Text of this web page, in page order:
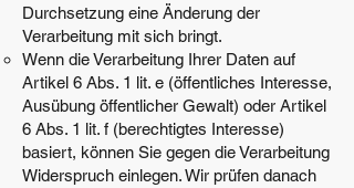
Durchsetzung eine Änderung der
Verarbeitung mit sich bringt.
Wenn die Verarbeitung Ihrer Daten auf
Artikel 6 Abs. 1 lit. e (öffentliches Interesse,
Ausübung öffentlicher Gewalt) oder Artikel
6 Abs. 1 lit. f (berechtigtes Interesse)
basiert, können Sie gegen die Verarbeitung
Widerspruch einlegen. Wir prüfen danach